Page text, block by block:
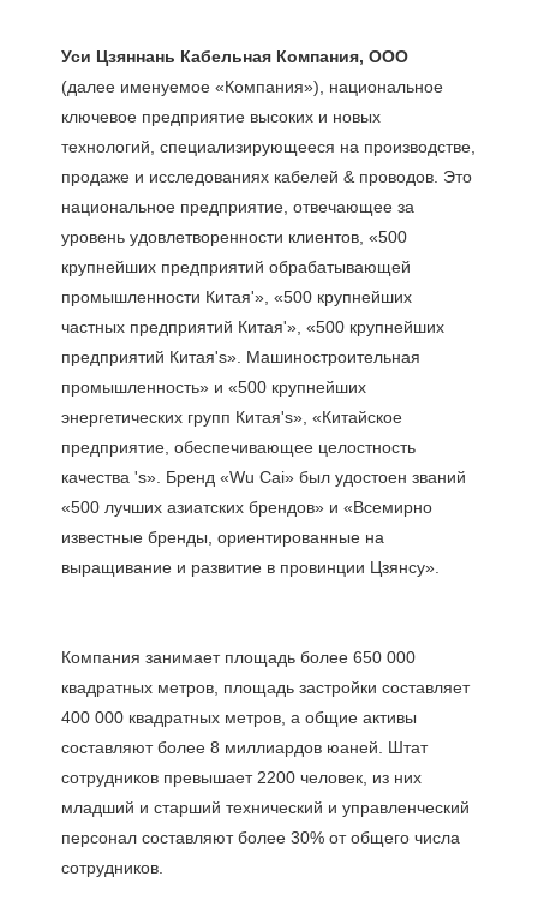
(далее именуемое «Компания»), национальное
ключевое предприятие высоких и новых
технологий, специализирующееся на производстве,
продаже и исследованиях кабелей & проводов. Это
национальное предприятие, отвечающее за
уровень удовлетворенности клиентов, «500
крупнейших предприятий обрабатывающей
промышленности Китая'», «500 крупнейших
частных предприятий Китая'», «500 крупнейших
предприятий Китая's». Машиностроительная
промышленность» и «500 крупнейших
энергетических групп Китая's», «Китайское
предприятие, обеспечивающее целостность
качества 's». Бренд «Wu Cai» был удостоен званий
«500 лучших азиатских брендов» и «Всемирно
известные бренды, ориентированные на
Компания занимает площадь более 650 000
квадратных метров, площадь застройки составляет
400 000 квадратных метров, а общие активы
составляют более 8 миллиардов юаней. Штат
сотрудников превышает 2200 человек, из них
младший и старший технический и управленческий
персонал составляют более 30% от общего числа